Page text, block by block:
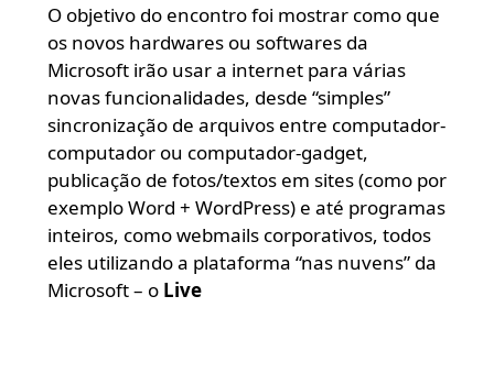
O objetivo do encontro foi mostrar como que
os novos hardwares ou softwares da
Microsoft irão usar a internet para várias
novas funcionalidades, desde “simples”
sincronização de arquivos entre computador-
computador ou computador-gadget,
publicação de fotos/textos em sites (como por
exemplo Word + WordPress) e até programas
inteiros, como webmails corporativos, todos
eles utilizando a plataforma “nas nuvens” da
Microsoft – o Live